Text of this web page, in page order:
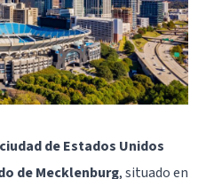
de Estados Unidos
de Mecklenburg, situado en